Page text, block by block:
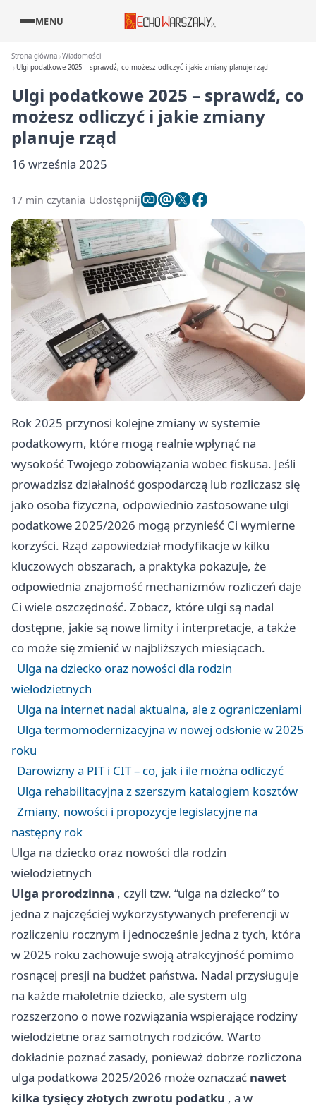
MENU
Strona główna Wiadomości
Ulgi podatkowe 2025 – sprawdź, co możesz odliczyć i jakie zmiany planuje rząd
Ulgi podatkowe 2025 – sprawdź, co
możesz odliczyć i jakie zmiany
planuje rząd
16 września 2025
17 min czytania Udostępnij
Rok 2025 przynosi kolejne zmiany w systemie
podatkowym, które mogą realnie wpłynąć na
wysokość Twojego zobowiązania wobec fiskusa. Jeśli
prowadzisz działalność gospodarczą lub rozliczasz się
jako osoba fizyczna, odpowiednio zastosowane ulgi
podatkowe 2025/2026 mogą przynieść Ci wymierne
korzyści. Rząd zapowiedział modyfikacje w kilku
kluczowych obszarach, a praktyka pokazuje, że
odpowiednia znajomość mechanizmów rozliczeń daje
Ci wiele oszczędność. Zobacz, które ulgi są nadal
dostępne, jakie są nowe limity i interpretacje, a także
co może się zmienić w najbliższych miesiącach.
Ulga na dziecko oraz nowości dla rodzin
wielodzietnych
Ulga na internet nadal aktualna, ale z ograniczeniami
Ulga termomodernizacyjna w nowej odsłonie w 2025
roku
Darowizny a PIT i CIT – co, jak i ile można odliczyć
Ulga rehabilitacyjna z szerszym katalogiem kosztów
Zmiany, nowości i propozycje legislacyjne na
następny rok
Ulga na dziecko oraz nowości dla rodzin
wielodzietnych
Ulga prorodzinna , czyli tzw. “ulga na dziecko” to
jedna z najczęściej wykorzystywanych preferencji w
rozliczeniu rocznym i jednocześnie jedna z tych, która
w 2025 roku zachowuje swoją atrakcyjność pomimo
rosnącej presji na budżet państwa. Nadal przysługuje
na każde małoletnie dziecko, ale system ulg
rozszerzono o nowe rozwiązania wspierające rodziny
wielodzietne oraz samotnych rodziców. Warto
dokładnie poznać zasady, ponieważ dobrze rozliczona
ulga podatkowa 2025/2026 może oznaczać nawet
kilka tysięcy złotych zwrotu podatku , a w